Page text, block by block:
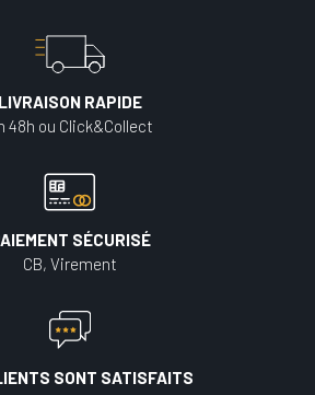
LIVRAISON RAPIDE
48h ou Click&Collect
SÉCURISÉ
CB, Virement
SONT SATISFAITS